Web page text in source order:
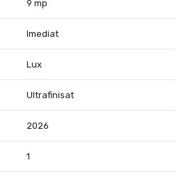
TVA. Locul de parcare se poate
posibilitatea achitării unei părți
către dezvoltator la finalul
fiind utilizate cu titlu de
9 mp
Imediat
Lux
Ultrafinisat
2026
1